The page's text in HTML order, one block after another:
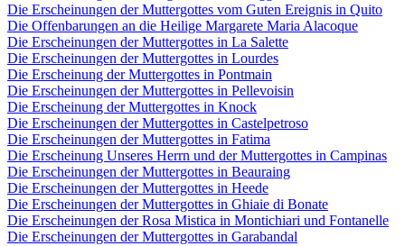
Die Erscheinungen der Muttergottes vom Guten Ereignis in Quito
Die Offenbarungen an die Heilige Margarete Maria Alacoque
Die Erscheinungen der Muttergottes in La Salette
Die Erscheinungen der Muttergottes in Lourdes
Die Erscheinung der Muttergottes in Pontmain
Die Erscheinungen der Muttergottes in Pellevoisin
Die Erscheinung der Muttergottes in Knock
Die Erscheinungen der Muttergottes in Castelpetroso
Die Erscheinungen der Muttergottes in Fatima
Die Erscheinung Unseres Herrn und der Muttergottes in Campinas
Die Erscheinungen der Muttergottes in Beauraing
Die Erscheinungen der Muttergottes in Heede
Die Erscheinungen der Muttergottes in Ghiaie di Bonate
Die Erscheinungen der Rosa Mistica in Montichiari und Fontanelle
Die Erscheinungen der Muttergottes in Garabandal